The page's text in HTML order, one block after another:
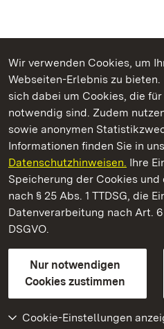
Wir verwenden Cookies, um
Webseiten-Erlebnis zu
sich dabei um Cookies, die
notwendig sind. Zudem
sowie anonymen
Informationen finden Sie in
Datenschutzhinweisen. Ihre
Speicherung der Cookies
nach § 25 Abs. 1 TTDSG, die
Datenverarbeitung nach Art.
DSGVO.
Nur notwendigen
Cookies zustimmen
Cookie-Einstellungen
Kommen. Staunen.
Staatliche Schlösser und Gärten
Staatliche Schlösser und
Kontakt
GebärdenspracheLeichte
Erklärung zur Barrierefreiheit
BITV-konform (geprüfte Seiten)
Weiteres